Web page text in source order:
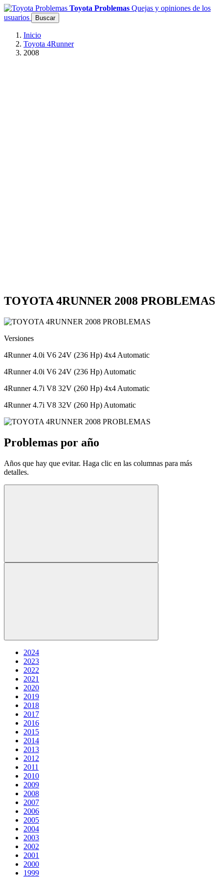
Toyota Problemas Quejas y opiniones de los
usuarios
Buscar
Inicio
Toyota 4Runner
2008
TOYOTA 4RUNNER 2008 PROBLEMAS
Versiones
4Runner 4.0i V6 24V (236 Hp) 4x4 Automatic
4Runner 4.0i V6 24V (236 Hp) Automatic
4Runner 4.7i V8 32V (260 Hp) 4x4 Automatic
4Runner 4.7i V8 32V (260 Hp) Automatic
Problemas por año
Años que hay que evitar. Haga clic en las columnas para más
detalles.
2024
2023
2022
2021
2020
2019
2018
2017
2016
2015
2014
2013
2012
2011
2010
2009
2008
2007
2006
2005
2004
2003
2002
2001
2000
1999